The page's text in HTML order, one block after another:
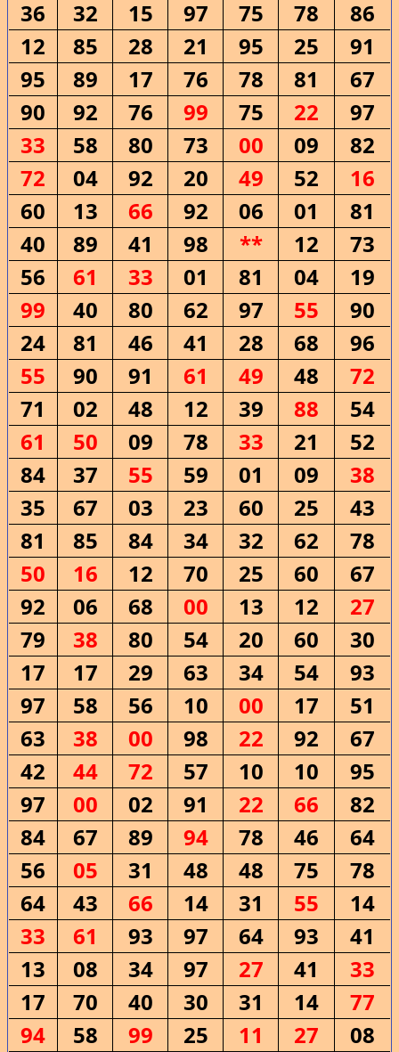
36 32 15 97 75 78
86
12
85 28 21 95 25
91
95
89 17 76 78 81
67
90
92 76 99 75 22
97
33
58 80 73 00 09
82
72
04 92 20 49 52
16
60
13 66 92 06 01
81
40
89 41 98 ** 12
73
56
61 33 01 81 04
19
99
40 80 62 97 55
90
24
81 46 41 28 68
96
55
90 91 61 49 48
72
71
02 48 12 39 88
54
61
50 09 78 33 21
52
84
37 55 59 01 09
38
35
67 03 23 60 25
43
81
85 84 34 32 62
78
50
16 12 70 25 60
67
92
06 68 00 13 12
27
79
38 80 54 20 60
30
17
17 29 63 34 54
93
97
58 56 10 00 17
51
63
38 00 98 22 92
67
42
44 72 57 10 10
95
97
00 02 91 22 66
82
84
67 89 94 78 46
64
56
05 31 48 48 75
78
64
43 66 14 31 55
14
33
61 93 97 64 93
41
13
08 34 97 27 41
33
17
70 40 30 31 14
77
94
58 99 25 11 27
08